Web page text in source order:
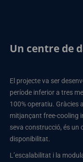
Un centre de
El projecte va ser
període inferior a tres
100% operatiu. Gràcies
mitjançant free-cooling
seva construcció, és un
disponibilitat.
L’escalabilitat i la